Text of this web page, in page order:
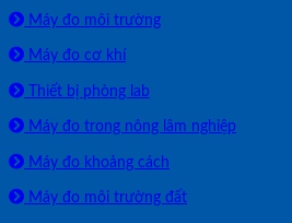
Máy đo môi trường
Máy đo cơ khí
Thiết bị phòng lab
Máy đo trong nông lâm nghiệp
Máy đo khoảng cách
Máy đo môi trường đất